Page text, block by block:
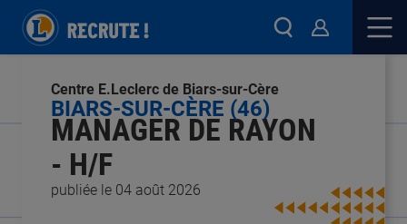
publiée le 04 août 2026
MANAGER DE RAYON
- H/F
BIARS-SUR-CÈRE (46)
Centre E.Leclerc de Biars-sur-Cère